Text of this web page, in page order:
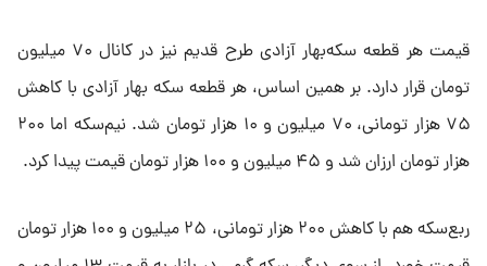
قیمت هر قطعه سکه‌بهار آزادی طرح قدیم نیز در کانال ۷۰ میلیون
تومان قرار دارد. بر همین اساس، هر قطعه سکه بهار آزادی با کاهش
۷۵ هزار تومانی، ۷۰ میلیون و ۱۰ هزار تومان شد. نیم‌سکه اما ۲۰۰
هزار تومان ارزان شد و ۴۵ میلیون و ۱۰۰ هزار تومان قیمت پیدا کرد.
ربع‌سکه هم با کاهش ۲۰۰ هزار تومانی، ۲۵ میلیون و ۱۰۰ هزار تومان